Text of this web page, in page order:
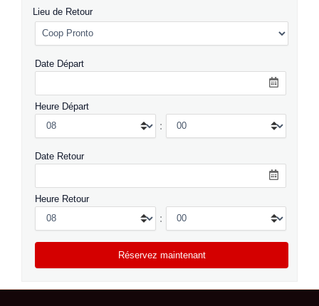
Lieu de Retour
Date Départ
Heure Départ
:
Date Retour
Heure Retour
: